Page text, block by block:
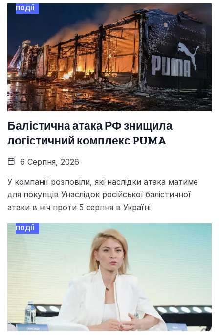
ПОДІЇ
Балістична атака РФ знищила
логістичний комплекс PUMA
6 Серпня, 2026
У компанії розповіли, які наслідки атака матиме
для покупців Унаслідок російської балістичної
атаки в ніч проти 5 серпня в Україні
ПОДІЇ